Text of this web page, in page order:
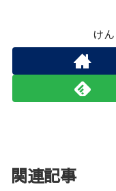
け
関連記事